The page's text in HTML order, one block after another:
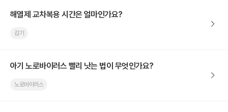
해열제 교차복용 시간은 얼마인가요?
감기
아기 노로바이러스 빨리 낫는 법이 무엇인가요?
노로바이러스